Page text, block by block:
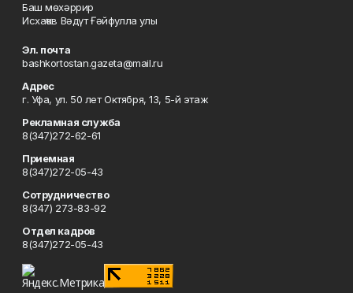
Баш мөхәррир
Исхаҡов Вәдүт Ғәйфулла улы
Эл. почта
bashkortostan.gazeta@mail.ru
Адрес
г. Уфа, ул. 50 лет Октября, 13, 5-й этаж
Рекламная служба
8(347)272-62-61
Приемная
8(347)272-05-43
Сотрудничество
8(347) 273-83-92
Отдел кадров
8(347)272-05-43